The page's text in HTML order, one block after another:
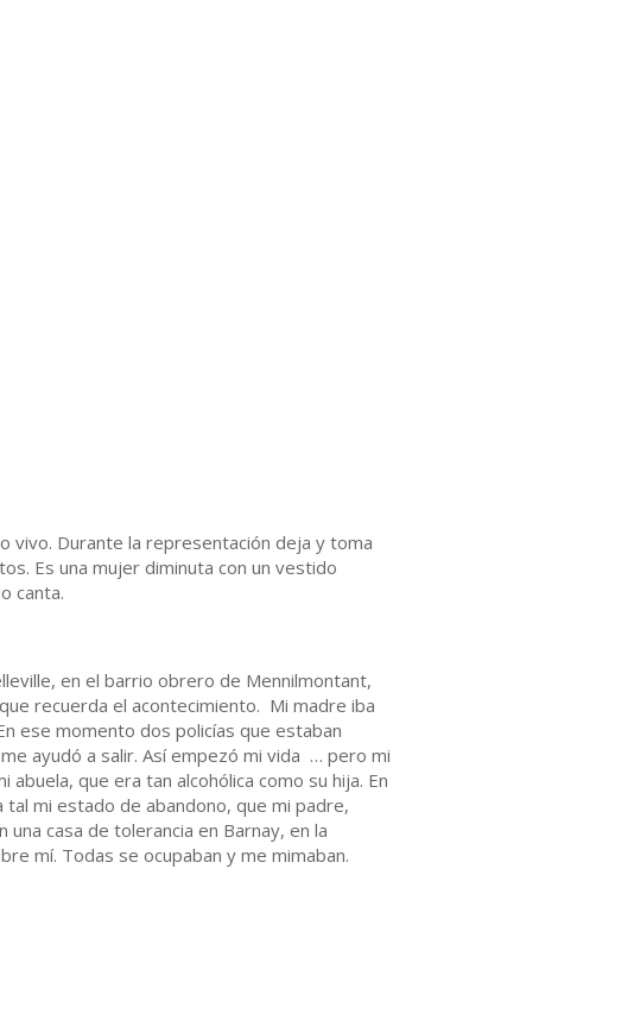
vivo. Durante la representación deja y toma
Es una mujer diminuta con un vestido
canta.
en el barrio obrero de Mennilmontant,
recuerda el acontecimiento. Mi madre iba
ese momento dos policías que estaban
ayudó a salir. Así empezó mi vida … pero mi
que era tan alcohólica como su hija. En
mi estado de abandono, que mi padre,
casa de tolerancia en Barnay, en la
mí. Todas se ocupaban y me mimaban.